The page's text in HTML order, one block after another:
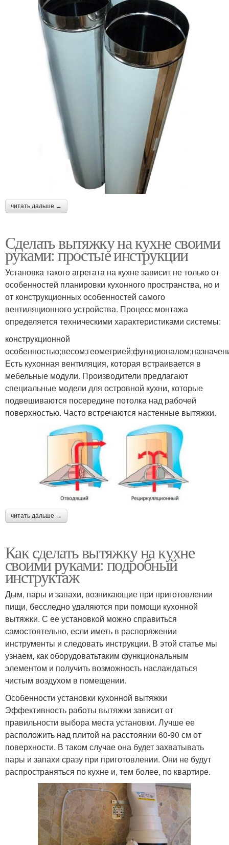
читать дальше →
Сделать вытяжку на кухне своими
руками: простые инструкции
Установка такого агрегата на кухне зависит не только от
особенностей планировки кухонного пространства, но и
от конструкционных особенностей самого
вентиляционного устройства. Процесс монтажа
определяется техническими характеристиками системы:
конструкционной
Есть кухонная вентиляция, которая встраивается в
мебельные модули. Производители предлагают
специальные модели для островной кухни, которые
подвешиваются посередине потолка над рабочей
поверхностью. Часто встречаются настенные вытяжки.
читать дальше →
Как сделать вытяжку на кухне
своими руками: подробный
инструктаж
Дым, пары и запахи, возникающие при приготовлении
пищи, бесследно удаляются при помощи кухонной
вытяжки. С ее установкой можно справиться
самостоятельно, если иметь в распоряжении
инструменты и следовать инструкции. В этой статье мы
узнаем, как оборудоватьтаким функциональным
элементом и получить возможность наслаждаться
чистым воздухом в помещении.
Особенности установки кухонной вытяжки
Эффективность работы вытяжки зависит от
правильности выбора места установки. Лучше ее
расположить над плитой на расстоянии 60-90 см от
поверхности. В таком случае она будет захватывать
пары и запахи сразу при приготовлении. Они не будут
распространяться по кухне и, тем более, по квартире.